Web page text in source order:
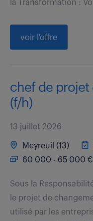
la Transformation :
voir l'offre
chef de projet
(f/h)
13 juillet 2026
Meyreuil (13)
60 000 - 65 000
Sous la
le projet de
utilisé par les